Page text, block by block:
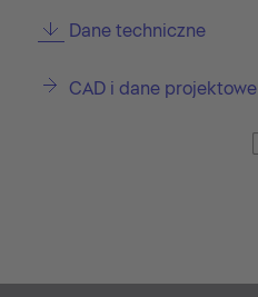
Dane techniczne
CAD i dane projektowe